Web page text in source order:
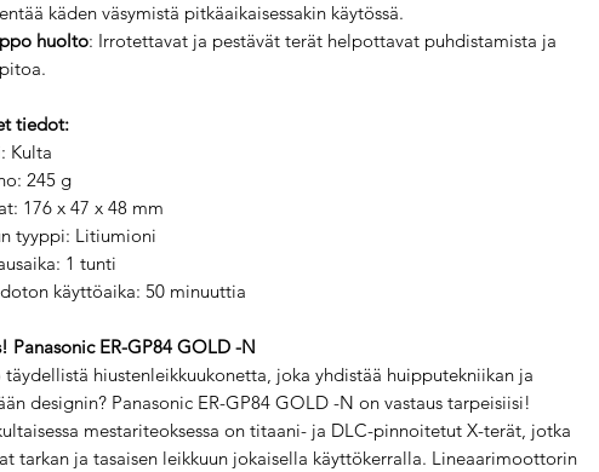
käden väsymistä pitkäaikaisessakin käytössä.
huolto: Irrotettavat ja pestävät terät helpottavat puhdistamista ja
tiedot:
Kulta
245 g
176 x 47 x 48 mm
tyyppi: Litiumioni
1 tunti
käyttöaika: 50 minuuttia
Panasonic ER-GP84 GOLD -N
täydellistä hiustenleikkuukonetta, joka yhdistää huipputekniikan ja
designin? Panasonic ER-GP84 GOLD -N on vastaus tarpeisiisi!
mestariteoksessa on titaani- ja DLC-pinnoitetut X-terät, jotka
tarkan ja tasaisen leikkuun jokaisella käyttökerralla. Lineaarimoottorin